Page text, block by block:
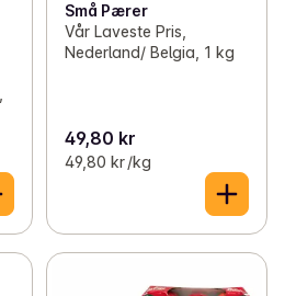
Små Pærer
Vår Laveste Pris,
Nederland/ Belgia, 1 kg
49,80 kr
49,80 kr /kg